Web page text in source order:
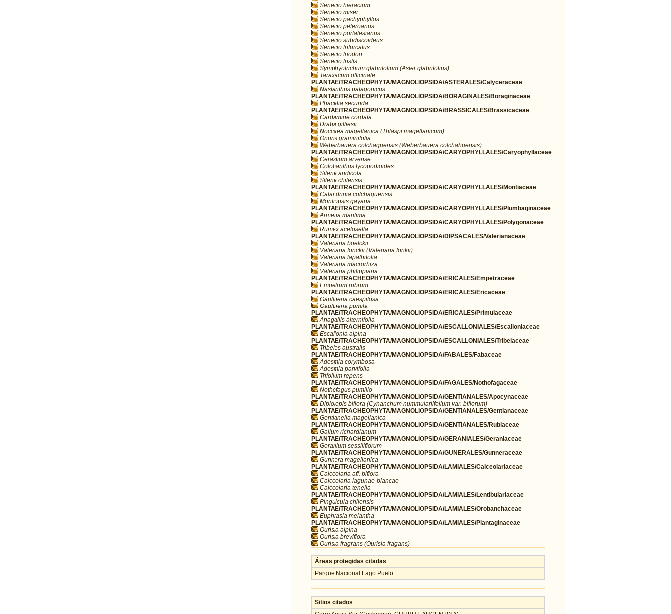
Senecio hieracium
Senecio miser
Senecio pachyphyllos
Senecio peteroanus
Senecio portalesianus
Senecio subdiscoideus
Senecio trifurcatus
Senecio triodon
Senecio tristis
Symphyotrichum glabrifolium (Aster glabrifolius)
Taraxacum officinale
PLANTAE/TRACHEOPHYTA/MAGNOLIOPSIDA/ASTERALES/Calyceraceae
Nastanthus patagonicus
PLANTAE/TRACHEOPHYTA/MAGNOLIOPSIDA/BORAGINALES/Boraginaceae
Phacelia secunda
PLANTAE/TRACHEOPHYTA/MAGNOLIOPSIDA/BRASSICALES/Brassicaceae
Cardamine cordata
Draba gilliesii
Noccaea magellanica (Thlaspi magellanicum)
Onuris graminifolia
Weberbauera colchaguensis (Weberbauera colchahuensis)
PLANTAE/TRACHEOPHYTA/MAGNOLIOPSIDA/CARYOPHYLLALES/Caryophyllaceae
Cerastium arvense
Colobanthus lycopodioides
Silene andicola
Silene chilensis
PLANTAE/TRACHEOPHYTA/MAGNOLIOPSIDA/CARYOPHYLLALES/Montiaceae
Calandrinia colchaguensis
Montiopsis gayana
PLANTAE/TRACHEOPHYTA/MAGNOLIOPSIDA/CARYOPHYLLALES/Plumbaginaceae
Armeria maritima
PLANTAE/TRACHEOPHYTA/MAGNOLIOPSIDA/CARYOPHYLLALES/Polygonaceae
Rumex acetosella
PLANTAE/TRACHEOPHYTA/MAGNOLIOPSIDA/DIPSACALES/Valerianaceae
Valeriana boelckii
Valeriana fonckii (Valeriana fonkii)
Valeriana lapathifolia
Valeriana macrorhiza
Valeriana philippiana
PLANTAE/TRACHEOPHYTA/MAGNOLIOPSIDA/ERICALES/Empetraceae
Empetrum rubrum
PLANTAE/TRACHEOPHYTA/MAGNOLIOPSIDA/ERICALES/Ericaceae
Gaultheria caespitosa
Gaultheria pumila
PLANTAE/TRACHEOPHYTA/MAGNOLIOPSIDA/ERICALES/Primulaceae
Anagallis alternifolia
PLANTAE/TRACHEOPHYTA/MAGNOLIOPSIDA/ESCALLONIALES/Escalloniaceae
Escallonia alpina
PLANTAE/TRACHEOPHYTA/MAGNOLIOPSIDA/ESCALLONIALES/Tribelaceae
Tribeles australis
PLANTAE/TRACHEOPHYTA/MAGNOLIOPSIDA/FABALES/Fabaceae
Adesmia corymbosa
Adesmia parvifolia
Trifolium repens
PLANTAE/TRACHEOPHYTA/MAGNOLIOPSIDA/FAGALES/Nothofagaceae
Nothofagus pumilio
PLANTAE/TRACHEOPHYTA/MAGNOLIOPSIDA/GENTIANALES/Apocynaceae
Diplolepis biflora (Cynanchum nummulariifolium var. biflorum)
PLANTAE/TRACHEOPHYTA/MAGNOLIOPSIDA/GENTIANALES/Gentianaceae
Gentianella magellanica
PLANTAE/TRACHEOPHYTA/MAGNOLIOPSIDA/GENTIANALES/Rubiaceae
Galium richardianum
PLANTAE/TRACHEOPHYTA/MAGNOLIOPSIDA/GERANIALES/Geraniaceae
Geranium sessiliflorum
PLANTAE/TRACHEOPHYTA/MAGNOLIOPSIDA/GUNERALES/Gunneraceae
Gunnera magellanica
PLANTAE/TRACHEOPHYTA/MAGNOLIOPSIDA/LAMIALES/Calceolariaceae
Calceolaria aff. biflora
Calceolaria lagunae-blancae
Calceolaria tenella
PLANTAE/TRACHEOPHYTA/MAGNOLIOPSIDA/LAMIALES/Lentibulariaceae
Pinguicula chilensis
PLANTAE/TRACHEOPHYTA/MAGNOLIOPSIDA/LAMIALES/Orobanchaceae
Euphrasia meiantha
PLANTAE/TRACHEOPHYTA/MAGNOLIOPSIDA/LAMIALES/Plantaginaceae
Ourisia alpina
Ourisia breviflora
Ourisia fragrans (Ourisia fragans)
Áreas protegidas citadas
Parque Nacional Lago Puelo
Sitios citados